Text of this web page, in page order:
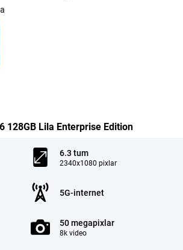
128GB Lila Enterprise Edition
6.3 tum
2340x1080 pixlar
5G-internet
50 megapixlar
8k video